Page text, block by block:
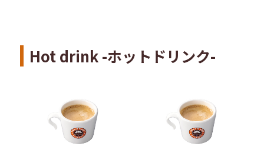
Hot drink -ホットドリンク-